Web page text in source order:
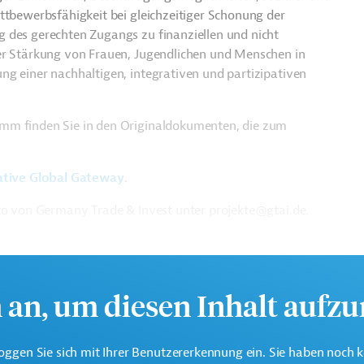
bei gleichzeitiger Schonung der
des gerechten Zugangs zu finanziellen und nicht
von Frauen, Jugendlichen und Menschen in
einer nachhaltigen, integrativen und partizipativen
finden Sie in den Originaldokumenten, die zum
Global Gateway
an, um diesen Inhalt
Sie sich mit Ihrer Benutzererkennung ein. Sie haben noch